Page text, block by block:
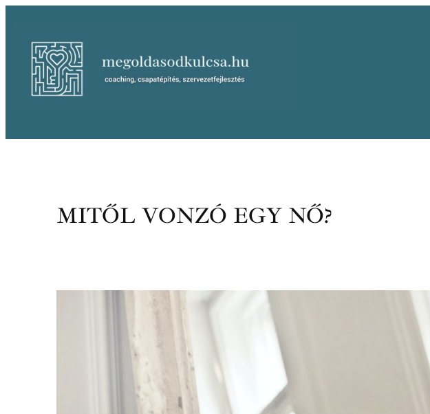
tartalomhoz
MITŐL VONZÓ EGY NŐ?